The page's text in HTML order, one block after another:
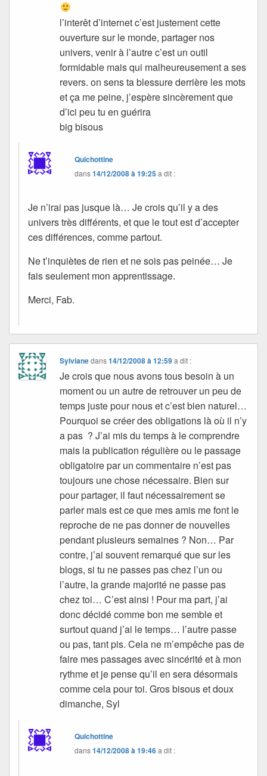
l’interêt d’internet c’est justement cette
ouverture sur le monde, partager nos
univers, venir à l’autre c’est un outil
formidable mais qui malheureusement a ses
revers. on sens ta blessure derrière les mots
et ça me peine, j’espère sincèrement que
d’ici peu tu en guérira
big bisous
Quichottine
dans14/12/2008 à 19:25a dit :
Je n’irai pas jusque là… Je crois qu’il y a des
univers très différents, et que le tout est d’accepter
ces différences, comme partout.
Ne t’inquiètes de rien et ne sois pas peinée… Je
fais seulement mon apprentissage.
Merci, Fab.
Sylvianedans14/12/2008 à 12:59 a dit :
Je crois que nous avons tous besoin à un
moment ou un autre de retrouver un peu de
temps juste pour nous et c’est bien naturel…
Pourquoi se créer des obligations là où il n’y
a pas ? J’ai mis du temps à le comprendre
mais la publication régulière ou le passage
obligatoire par un commentaire n’est pas
toujours une chose nécessaire. Bien sur
pour partager, il faut nécessairement se
parler mais est ce que mes amis me font le
reproche de ne pas donner de nouvelles
pendant plusieurs semaines ? Non… Par
contre, j’ai souvent remarqué que sur les
blogs, si tu ne passes pas chez l’un ou
l’autre, la grande majorité ne passe pas
chez toi… C’est ainsi ! Pour ma part, j’ai
donc décidé comme bon me semble et
surtout quand j’ai le temps… l’autre passe
ou pas, tant pis. Cela ne m’empêche pas de
faire mes passages avec sincérité et à mon
rythme et je pense qu’il en sera désormais
comme cela pour toi. Gros bisous et doux
dimanche, Syl
Quichottine
dans14/12/2008 à 19:46a dit :